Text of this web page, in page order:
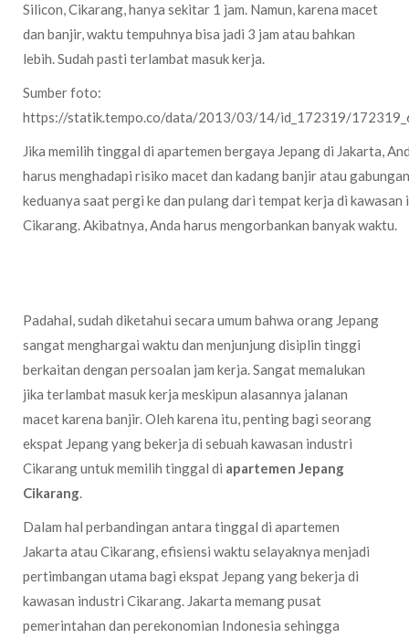
Silicon, Cikarang, hanya sekitar 1 jam. Namun, karena macet
dan banjir, waktu tempuhnya bisa jadi 3 jam atau bahkan
lebih. Sudah pasti terlambat masuk kerja.
Sumber foto:
https://statik.tempo.co/data/2013/03/14/id_172319/
Jika memilih tinggal di apartemen bergaya Jepang di Jakarta,
harus menghadapi risiko macet dan kadang banjir atau gabungan
keduanya saat pergi ke dan pulang dari tempat kerja di kawasan
Cikarang. Akibatnya, Anda harus mengorbankan banyak waktu.
Padahal, sudah diketahui secara umum bahwa orang Jepang
sangat menghargai waktu dan menjunjung disiplin tinggi
berkaitan dengan persoalan jam kerja. Sangat memalukan
jika terlambat masuk kerja meskipun alasannya jalanan
macet karena banjir. Oleh karena itu, penting bagi seorang
ekspat Jepang yang bekerja di sebuah kawasan industri
Cikarang untuk memilih tinggal di apartemen Jepang
Cikarang.
Dalam hal perbandingan antara tinggal di apartemen
Jakarta atau Cikarang, efisiensi waktu selayaknya menjadi
pertimbangan utama bagi ekspat Jepang yang bekerja di
kawasan industri Cikarang. Jakarta memang pusat
pemerintahan dan perekonomian Indonesia sehingga